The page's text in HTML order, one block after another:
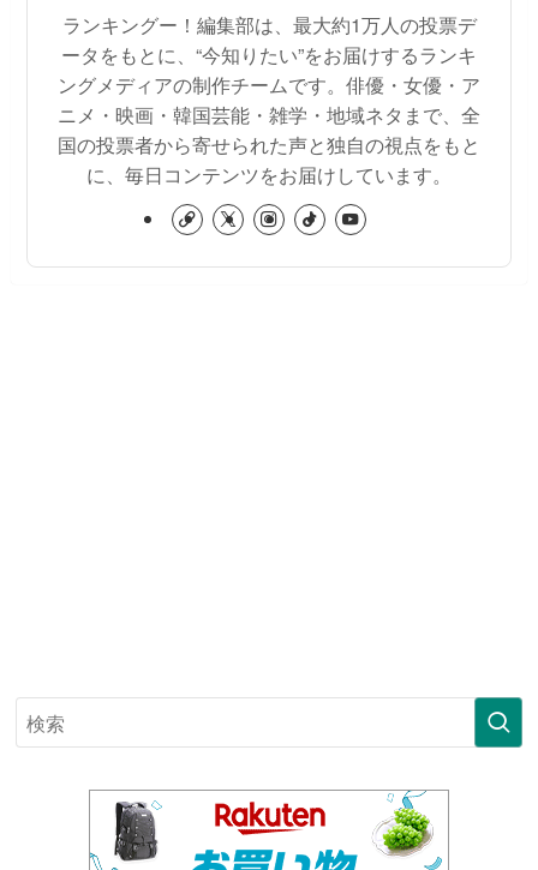
ランキングー！編集部は、最大約1万人の投票デ
ータをもとに、“今知りたい”をお届けするランキ
ングメディアの制作チームです。俳優・女優・ア
ニメ・映画・韓国芸能・雑学・地域ネタまで、全
国の投票者から寄せられた声と独自の視点をもと
に、毎日コンテンツをお届けしています。